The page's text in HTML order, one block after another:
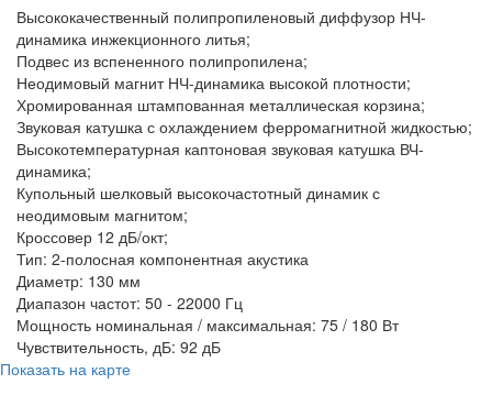
Высококачественный полипропиленовый диффузор НЧ-
динамика инжекционного литья;
Подвес из вспененного полипропилена;
Неодимовый магнит НЧ-динамика высокой плотности;
Хромированная штампованная металлическая корзина;
Звуковая катушка с охлаждением ферромагнитной жидкостью;
Высокотемпературная каптоновая звуковая катушка ВЧ-
динамика;
Купольный шелковый высокочастотный динамик с
неодимовым магнитом;
Кроссовер 12 дБ/окт;
Тип: 2-полосная компонентная акустика
Диаметр: 130 мм
Диапазон частот: 50 - 22000 Гц
Мощность номинальная / максимальная: 75 / 180 Вт
Чувствительность, дБ: 92 дБ
Показать на карте